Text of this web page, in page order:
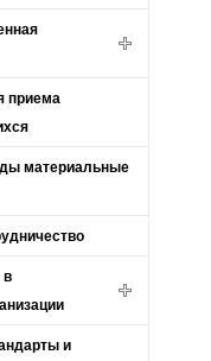
приема
материальные
в
и